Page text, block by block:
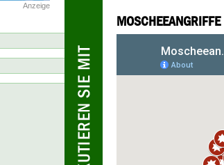
Anzeige
MOSCHEEANGRIFFE